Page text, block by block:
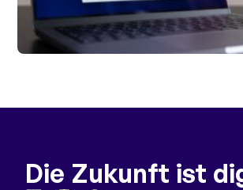
Die Zukunft ist